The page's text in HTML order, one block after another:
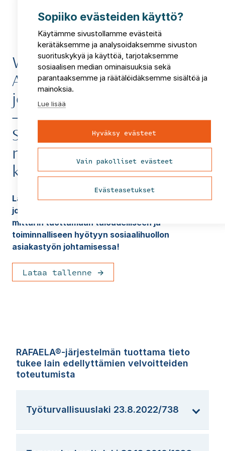
Webinaaritallenne: FCG:n
Aamukahvit:Tiedolla
johtaminen sosiaalihuollossa
– näin RAFAELA®-järjestelmän
SOHU-mittari tukee
resursoinnissa ja
kustannusten hallinnassa
Lataa ilmainen tallenne asiantuntijawebinaarista,
jossa perehdymme RAFAELA® järjestelmän SOHU-
mittarin tuottamaan taloudelliseen ja
toiminnalliseen hyötyyn sosiaalihuollon
asiakastyön johtamisessa!
Lataa tallenne
RAFAELA®-järjestelmän tuottama tieto
tukee lain edellyttämien velvoitteiden
toteutumista
Työturvallisuuslaki 23.8.2022/738
Työnantajalla on yleinen
Sopiiko evästeiden käyttö?
Käytämme sivustollamme evästeitä
kerätäksemme ja analysoidaksemme sivuston
suorituskykyä ja käyttöä, tarjotaksemme
sosiaalisen median ominaisuuksia sekä
parantaaksemme ja räätälöidäksemme sisältöä ja
mainoksia.
Lue lisää
Hyväksy evästeet
Vain pakolliset evästeet
Evästeasetukset